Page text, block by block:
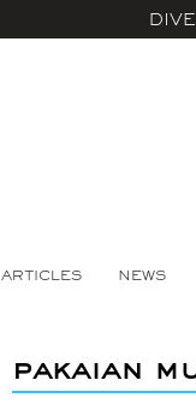
ARTICLES NEWS
pakaian